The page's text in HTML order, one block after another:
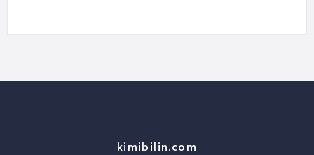
kimibilin.com